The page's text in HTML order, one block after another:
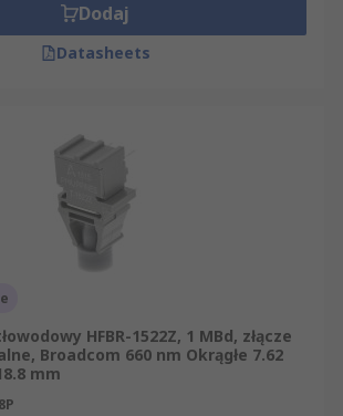
Dodaj
Datasheets
HFBR-1522Z, 1 MBd, złącze
Broadcom 660 nm Okrągłe 7.62
mm